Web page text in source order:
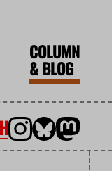
COLUMN
&BLOG